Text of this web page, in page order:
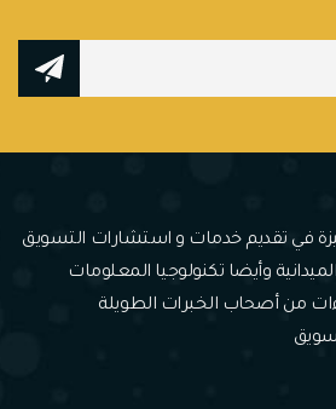
في تقديم خدمات و استشارات التسويق
وأيضا تكنولوجيا المعلومات
من أصحاب الخبرات الطويلة